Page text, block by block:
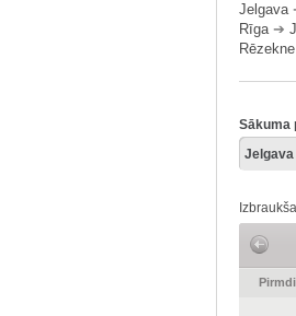
Jelgava
Rīga➔
Sākuma